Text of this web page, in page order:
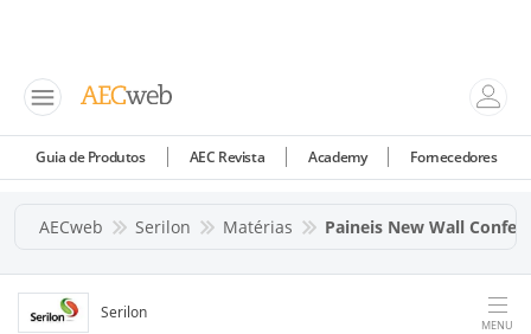
Guia de Produtos AEC Revista Academy Fornecedores
AECweb Serilon Matérias Paineis New Wall
Serilon
MENU